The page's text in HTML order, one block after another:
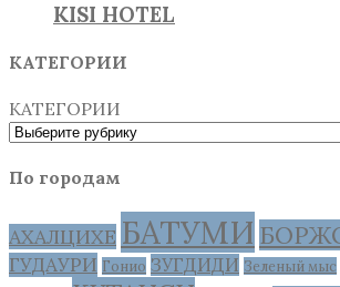
KISI HOTEL
КАТЕГОРИИ
КАТЕГОРИИ
По городам
АХАЛЦИХЕ БАТУМИ
ГУДАУРИ Гонио ЗУГДИДИ Зеленый мыс